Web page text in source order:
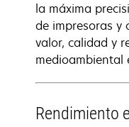
la máxima
de impresoras y
valor, calidad y
medioambiental
Rendimiento